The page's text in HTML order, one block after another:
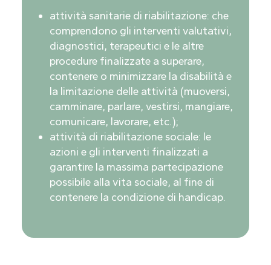
attività sanitarie di riabilitazione: che
comprendono gli interventi valutativi,
diagnostici, terapeutici e le altre
procedure finalizzate a superare,
contenere o minimizzare la disabilità e
la limitazione delle attività (muoversi,
camminare, parlare, vestirsi, mangiare,
comunicare, lavorare, etc.);
attività di riabilitazione sociale: le
azioni e gli interventi finalizzati a
garantire la massima partecipazione
possibile alla vita sociale, al fine di
contenere la condizione di handicap.